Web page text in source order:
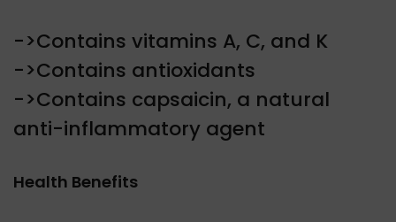
->Contains vitamins A, C, and K
->Contains antioxidants
->Contains capsaicin, a natural
anti-inflammatory agent
Health Benefits